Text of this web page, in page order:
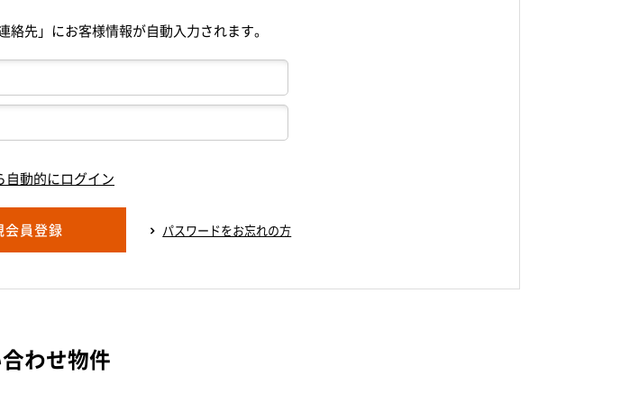
先」にお客様情報が自動入力されます。
自動的にログイン
会員登録 パスワードをお忘れの方
わせ物件